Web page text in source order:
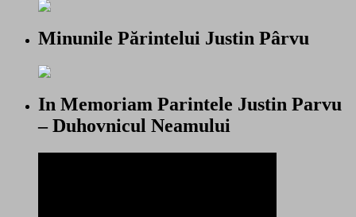
Minunile Părintelui Justin Pârvu
In Memoriam Parintele Justin Parvu
– Duhovnicul Neamului